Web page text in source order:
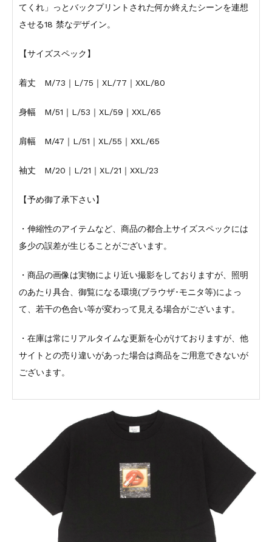
てくれ」っとバックプリントされた何か終えたシーンを連想
させる18 禁なデザイン。
【サイズスペック】
着丈 M/73｜L/75｜XL/77｜XXL/80
身幅 M/51｜L/53｜XL/59｜XXL/65
肩幅 M/47｜L/51｜XL/55｜XXL/65
袖丈 M/20｜L/21｜XL/21｜XXL/23
【予め御了承下さい】
・伸縮性のアイテムなど、商品の都合上サイズスペックには
多少の誤差が生じることがございます。
・商品の画像は実物により近い撮影をしておりますが、照明
のあたり具合、御覧になる環境(ブラウザ･モニタ等)によっ
て、若干の色合い等が変わって見える場合がございます。
・在庫は常にリアルタイムな更新を心がけておりますが、他
サイトとの売り違いがあった場合は商品をご用意できないが
ございます。